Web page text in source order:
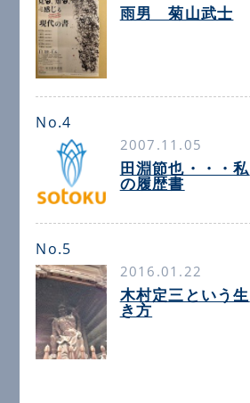
雨男 菊山武士
No.4
2007.11.05
田淵節也・・・私
の履歴書
No.5
2016.01.22
木村定三という生
き方